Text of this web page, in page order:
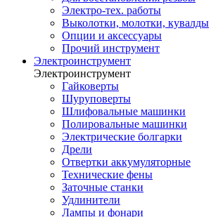
Электро-тех. работы
Выколотки, молотки, кувалды
Опции и аксессуары
Прочий инструмент
Электроинструмент
Электроинструмент
Гайковерты
Шуруповерты
Шлифовальные машинки
Полировальные машинки
Электрические болгарки
Дрели
Отвертки аккумуляторные
Технические фены
Заточные станки
Удлинители
Лампы и фонари